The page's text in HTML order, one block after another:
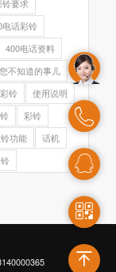
要求
电话彩铃
400电话资料
不知道的事儿
铃
使用说明
彩铃
功能
话机